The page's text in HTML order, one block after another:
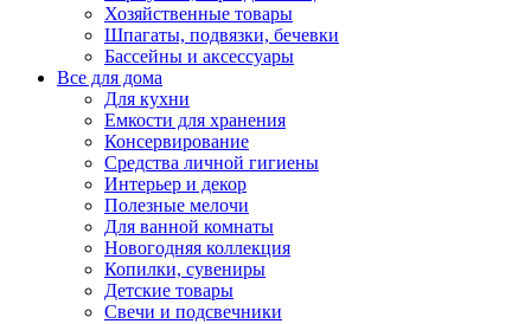
Хозяйственные товары
Шпагаты, подвязки, бечевки
Бассейны и аксессуары
Все для дома
Для кухни
Емкости для хранения
Консервирование
Средства личной гигиены
Интерьер и декор
Полезные мелочи
Для ванной комнаты
Новогодняя коллекция
Копилки, сувениры
Детские товары
Свечи и подсвечники